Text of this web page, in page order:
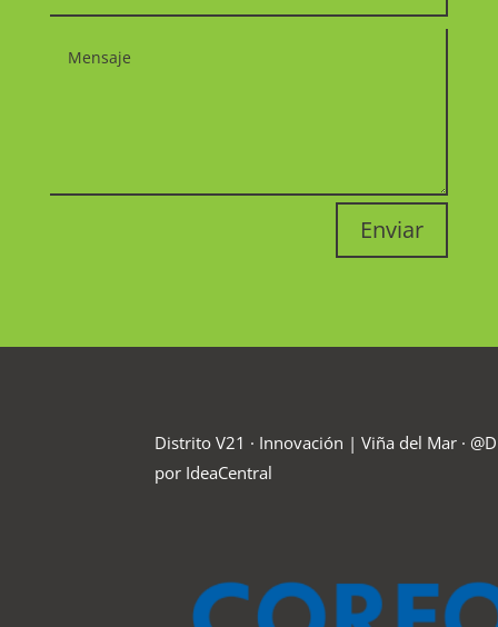
Enviar
Distrito V21 · Innovación | Viña del Mar ·
por IdeaCentral